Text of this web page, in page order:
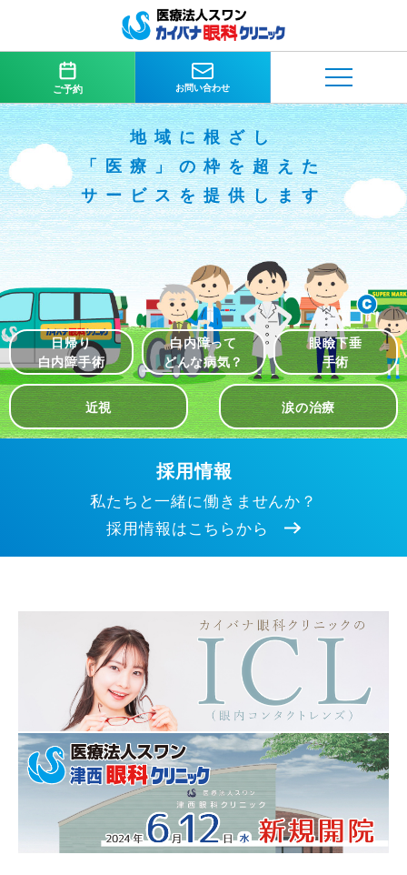
ご予約 お問い合わせ
地域に根ざし
「医療」の枠を超えた
サービスを提供します
日帰り
白内障手術
白内障って
どんな病気？
眼瞼下垂
手術
近視 涙の治療
採用情報
私たちと一緒に働きませんか？
採用情報はこちらから